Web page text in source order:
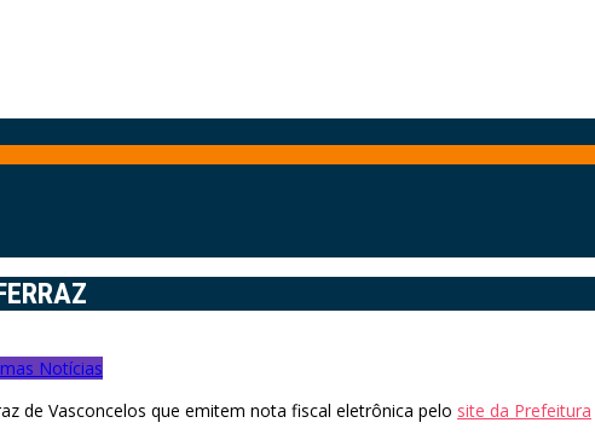
Notícias
de Vasconcelos que emitem nota fiscal eletrônica pelo site da Prefeitura